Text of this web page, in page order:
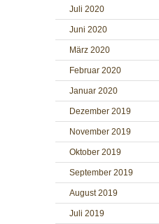
Juli 2020
Juni 2020
März 2020
Februar 2020
Januar 2020
Dezember 2019
November 2019
Oktober 2019
September 2019
August 2019
Juli 2019